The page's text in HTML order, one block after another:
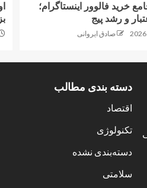
خرید فالوور اینستاگرام؛
و رشد پیج
صادق ایروانی
دسته بندی مطالب
اقتصاد
تکنولوژی
دسته‌بندی نشده
سلامتی